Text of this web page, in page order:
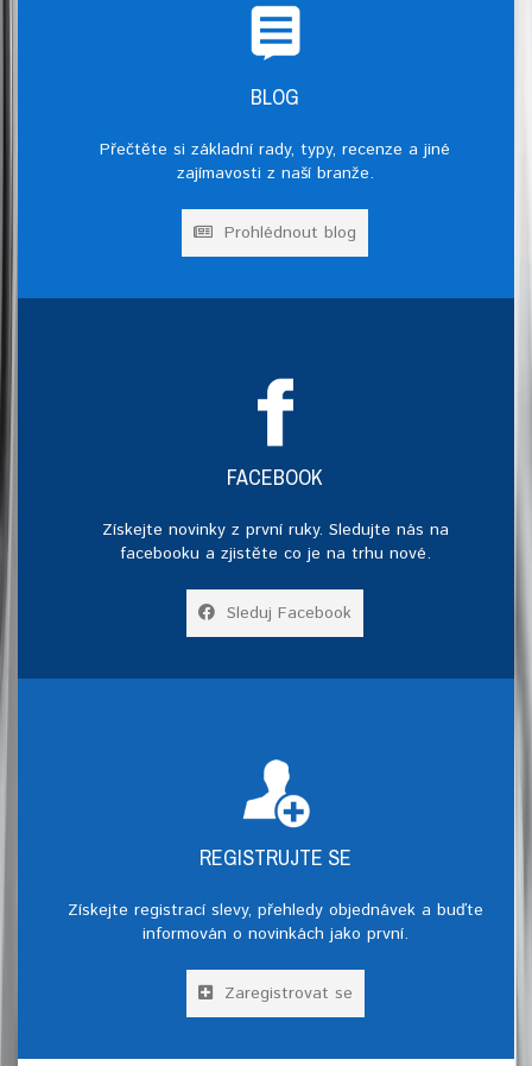
BLOG
Přečtěte si základní rady, typy, recenze a jiné
zajímavosti z naší branže.
Prohlédnout blog
FACEBOOK
Získejte novinky z první ruky. Sledujte nás na
facebooku a zjistěte co je na trhu nové.
Sleduj Facebook
REGISTRUJTE SE
Získejte registrací slevy, přehledy objednávek a buďte
informován o novinkách jako první.
Zaregistrovat se